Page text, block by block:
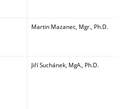
Martin Mazanec, Mgr., Ph.D.
Jiří Suchánek, MgA., Ph.D.